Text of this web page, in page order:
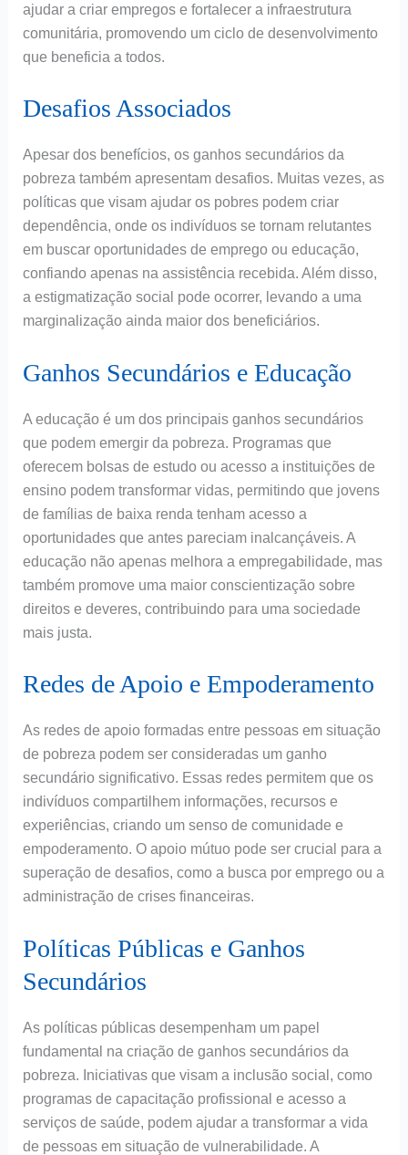
ajudar a criar empregos e fortalecer a infraestrutura
comunitária, promovendo um ciclo de desenvolvimento
que beneficia a todos.
Desafios Associados
Apesar dos benefícios, os ganhos secundários da
pobreza também apresentam desafios. Muitas vezes, as
políticas que visam ajudar os pobres podem criar
dependência, onde os indivíduos se tornam relutantes
em buscar oportunidades de emprego ou educação,
confiando apenas na assistência recebida. Além disso,
a estigmatização social pode ocorrer, levando a uma
marginalização ainda maior dos beneficiários.
Ganhos Secundários e Educação
A educação é um dos principais ganhos secundários
que podem emergir da pobreza. Programas que
oferecem bolsas de estudo ou acesso a instituições de
ensino podem transformar vidas, permitindo que jovens
de famílias de baixa renda tenham acesso a
oportunidades que antes pareciam inalcançáveis. A
educação não apenas melhora a empregabilidade, mas
também promove uma maior conscientização sobre
direitos e deveres, contribuindo para uma sociedade
mais justa.
Redes de Apoio e Empoderamento
As redes de apoio formadas entre pessoas em situação
de pobreza podem ser consideradas um ganho
secundário significativo. Essas redes permitem que os
indivíduos compartilhem informações, recursos e
experiências, criando um senso de comunidade e
empoderamento. O apoio mútuo pode ser crucial para a
superação de desafios, como a busca por emprego ou a
administração de crises financeiras.
Políticas Públicas e Ganhos
Secundários
As políticas públicas desempenham um papel
fundamental na criação de ganhos secundários da
pobreza. Iniciativas que visam a inclusão social, como
programas de capacitação profissional e acesso a
serviços de saúde, podem ajudar a transformar a vida
de pessoas em situação de vulnerabilidade. A